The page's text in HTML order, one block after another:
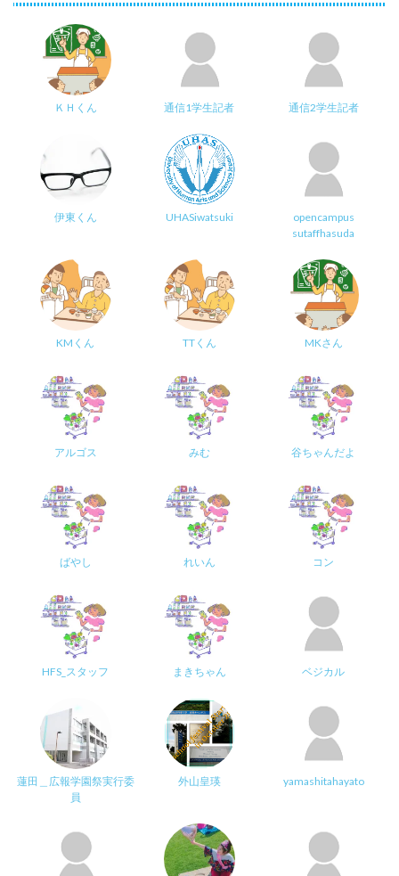
ＫＨくん 通信1学生記者 通信2学生記者
伊東くん UHASiwatsuki
opencampus
sutaffhasuda
KMくん TTくん MKさん
アルゴス みむ 谷ちゃんだよ
ばやし れいん コン
HFS_スタッフ まきちゃん ベジカル
蓮田＿広報学園祭実行委
員
外山皇瑛 yamashitahayato